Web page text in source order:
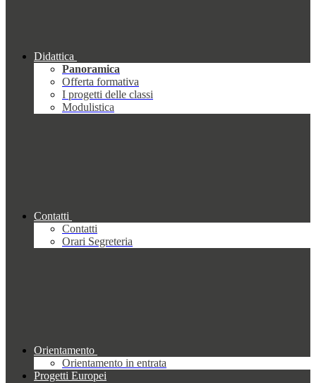
Didattica
Panoramica
Offerta formativa
I progetti delle classi
Modulistica
Contatti
Contatti
Orari Segreteria
Orientamento
Orientamento in entrata
Progetti Europei